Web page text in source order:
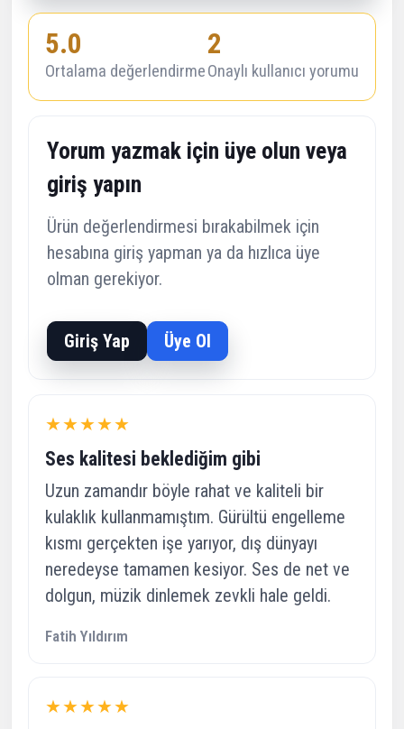
5.0
Ortalama değerlendirme
2
Onaylı kullanıcı yorumu
Yorum yazmak için üye olun veya
giriş yapın
Ürün değerlendirmesi bırakabilmek için
hesabına giriş yapman ya da hızlıca üye
olman gerekiyor.
Giriş Yap Üye Ol
★★★★★
Ses kalitesi beklediğim gibi
Uzun zamandır böyle rahat ve kaliteli bir
kulaklık kullanmamıştım. Gürültü engelleme
kısmı gerçekten işe yarıyor, dış dünyayı
neredeyse tamamen kesiyor. Ses de net ve
dolgun, müzik dinlemek zevkli hale geldi.
Fatih Yıldırım
★★★★★